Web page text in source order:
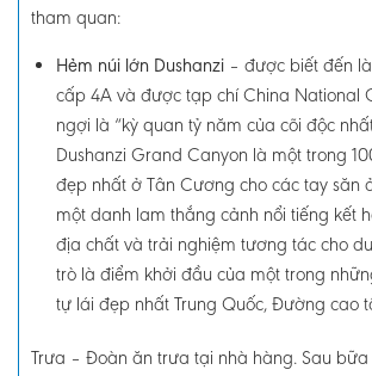
tham quan:
Hẻm núi lớn Dushanzi– được biết đến
cấp 4A và được tạp chí China National
ngợi là “kỳ quan tỷ năm của cõi độc
Dushanzi Grand Canyon là một trong
đẹp nhất ở Tân Cương cho các tay săn
một danh lam thắng cảnh nổi tiếng kết
địa chất và trải nghiệm tương tác cho
trò là điểm khởi đầu của một trong
tự lái đẹp nhất Trung Quốc, Đường cao
Trưa – Đoàn ăn trưa tại nhà hàng. Sau